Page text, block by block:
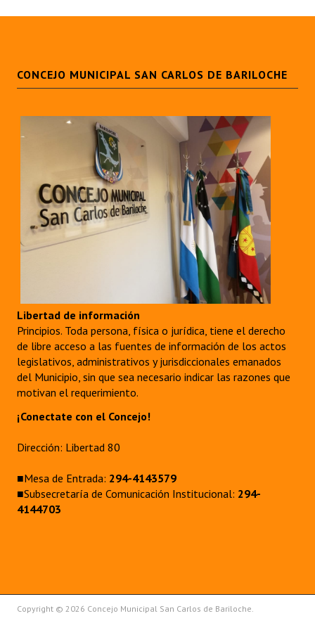
Huéspedes de Honor - Registro
Reconocimientos - Registro
Entrega de distinciones
REFORMA DE LA CARTA ORGÁNICA
CONCEJO MUNICIPAL SAN CARLOS DE BARILOCHE
Libertad de información
Principios. Toda persona, física o jurídica, tiene el derecho
de libre acceso a las fuentes de información de los actos
legislativos, administrativos y jurisdiccionales emanados
del Municipio, sin que sea necesario indicar las razones que
motivan el requerimiento.
¡Conectate con el Concejo!
Dirección: Libertad 80
■Mesa de Entrada: 294-4143579
■Subsecretaría de Comunicación Institucional: 294-
4144703
Copyright © 2026 Concejo Municipal San Carlos de Bariloche.